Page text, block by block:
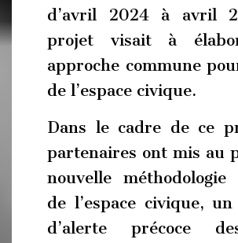
d’avril 2024 à avril
projet visait à
approche commune
de l’espace civique.
Dans le cadre de ce
partenaires ont mis au
nouvelle
de l’espace civique,
d’alerte précoce